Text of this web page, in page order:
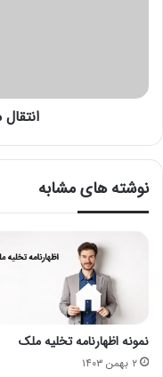
نوشته های مشابه
نمونه اظهارنامه تخلیه ملک
۲ بهمن ۱۴۰۳